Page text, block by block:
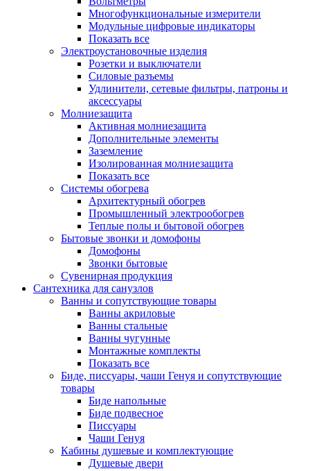
Многофункциональные измерители
Модульные цифровые индикаторы
Показать все
Электроустановочные изделия
Розетки и выключатели
Силовые разъемы
Удлинители, сетевые фильтры, патроны и
аксессуары
Молниезащита
Активная молниезащита
Дополнительные элементы
Заземление
Изолированная молниезащита
Показать все
Системы обогрева
Архитектурный обогрев
Промышленный электрообогрев
Теплые полы и бытовой обогрев
Бытовые звонки и домофоны
Домофоны
Звонки бытовые
Сувенирная продукция
Сантехника для санузлов
Ванны и сопутствующие товары
Ванны акриловые
Ванны стальные
Ванны чугунные
Монтажные комплекты
Показать все
Биде, писсуары, чаши Генуя и сопутствующие
товары
Биде напольные
Биде подвесное
Писсуары
Чаши Генуя
Кабины душевые и комплектующие
Душевые двери